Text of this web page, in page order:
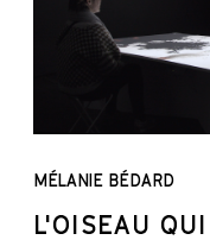
MÉLANIE BÉDARD
L'OISEAU